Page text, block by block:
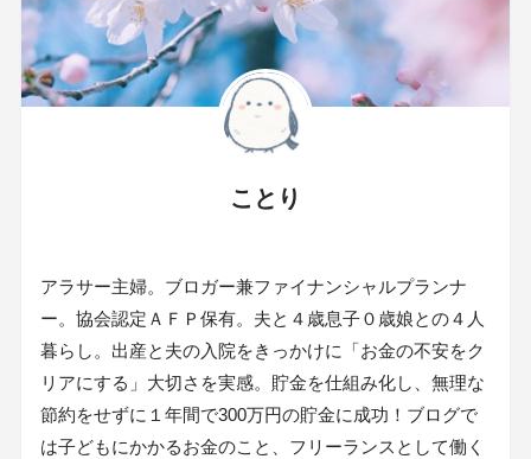
ことり
アラサー主婦。ブロガー兼ファイナンシャルプランナ
ー。協会認定ＡＦＰ保有。夫と４歳息子０歳娘との４人
暮らし。出産と夫の入院をきっかけに「お金の不安をク
リアにする」大切さを実感。貯金を仕組み化し、無理な
節約をせずに１年間で300万円の貯金に成功！ブログで
は子どもにかかるお金のこと、フリーランスとして働く